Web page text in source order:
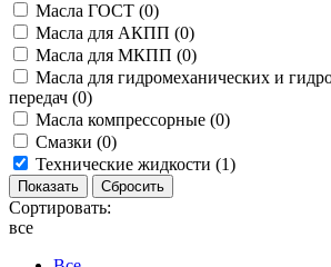
Масла ГОСТ (0)
Масла для АКПП (0)
Масла для МКПП (0)
Масла для гидромеханических и
передач (0)
Масла компрессорные (0)
Смазки (0)
Технические жидкости (1)
Сортировать:
все